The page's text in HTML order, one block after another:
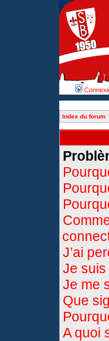
Index du forum
J’ai
Je
Je me
Que
A quoi